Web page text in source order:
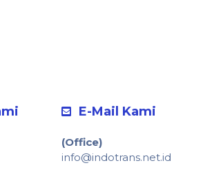
E-Mail Kami
(Office)
info@indotrans.net.id